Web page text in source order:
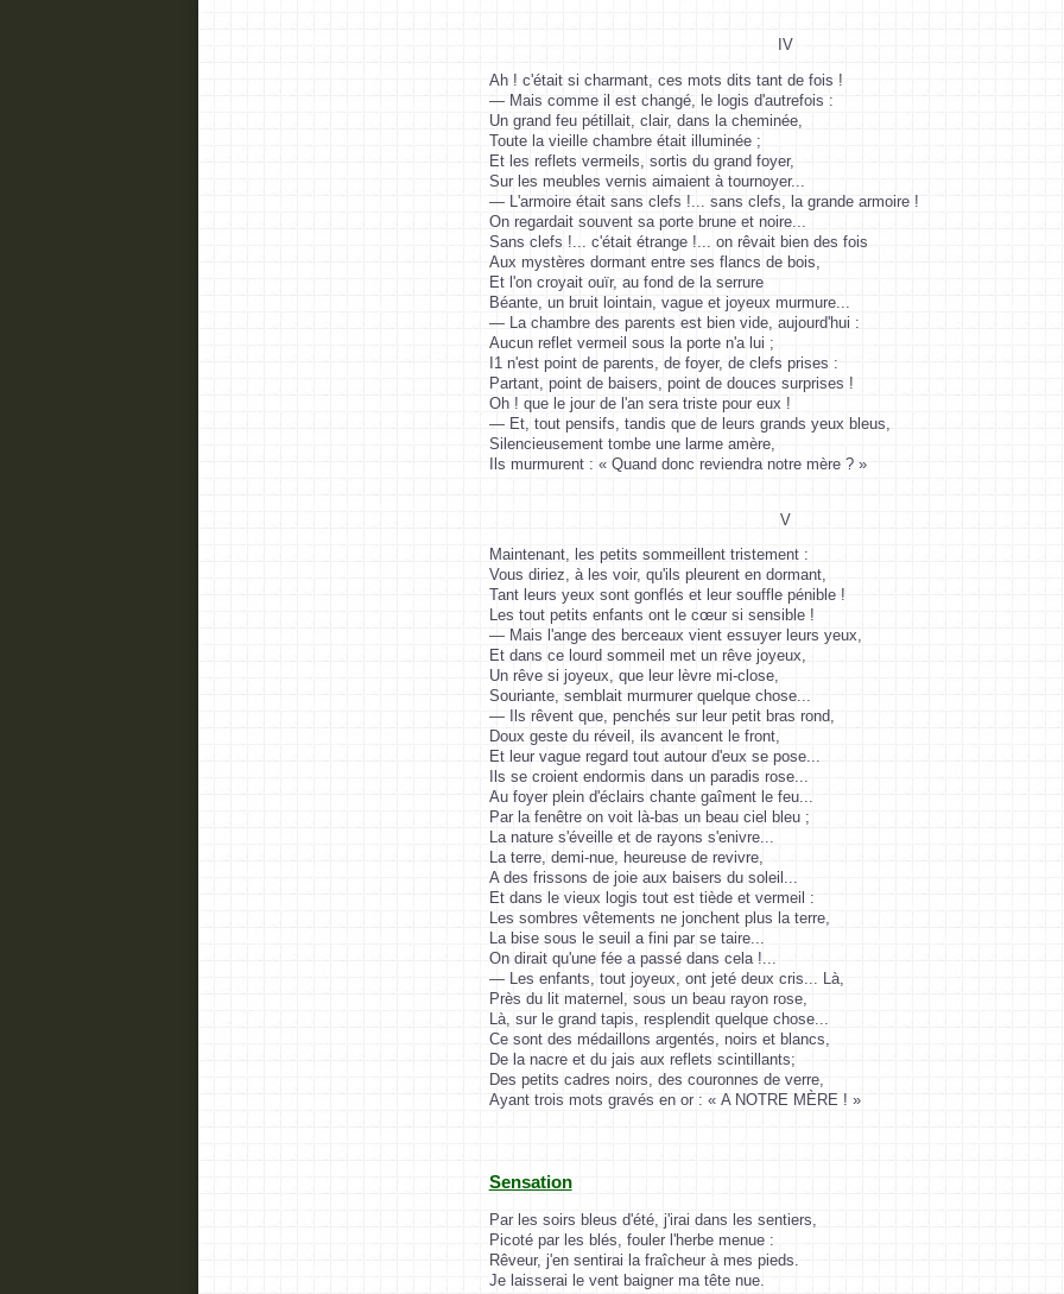
IV
Ah ! c'était si charmant, ces mots dits tant de fois !
— Mais comme il est changé, le logis d'autrefois :
Un grand feu pétillait, clair, dans la cheminée,
Toute la vieille chambre était illuminée ;
Et les reflets vermeils, sortis du grand foyer,
Sur les meubles vernis aimaient à tournoyer...
— L'armoire était sans clefs !... sans clefs, la grande armoire !
On regardait souvent sa porte brune et noire...
Sans clefs !... c'était étrange !... on rêvait bien des fois
Aux mystères dormant entre ses flancs de bois,
Et l'on croyait ouïr, au fond de la serrure
Béante, un bruit lointain, vague et joyeux murmure...
— La chambre des parents est bien vide, aujourd'hui :
Aucun reflet vermeil sous la porte n'a lui ;
I1 n'est point de parents, de foyer, de clefs prises :
Partant, point de baisers, point de douces surprises !
Oh ! que le jour de l'an sera triste pour eux !
— Et, tout pensifs, tandis que de leurs grands yeux bleus,
Silencieusement tombe une larme amère,
Ils murmurent : « Quand donc reviendra notre mère ? »
V
Maintenant, les petits sommeillent tristement :
Vous diriez, à les voir, qu'ils pleurent en dormant,
Tant leurs yeux sont gonflés et leur souffle pénible !
Les tout petits enfants ont le cœur si sensible !
— Mais l'ange des berceaux vient essuyer leurs yeux,
Et dans ce lourd sommeil met un rêve joyeux,
Un rêve si joyeux, que leur lèvre mi-close,
Souriante, semblait murmurer quelque chose...
— Ils rêvent que, penchés sur leur petit bras rond,
Doux geste du réveil, ils avancent le front,
Et leur vague regard tout autour d'eux se pose...
Ils se croient endormis dans un paradis rose...
Au foyer plein d'éclairs chante gaîment le feu...
Par la fenêtre on voit là-bas un beau ciel bleu ;
La nature s'éveille et de rayons s'enivre...
La terre, demi-nue, heureuse de revivre,
A des frissons de joie aux baisers du soleil...
Et dans le vieux logis tout est tiède et vermeil :
Les sombres vêtements ne jonchent plus la terre,
La bise sous le seuil a fini par se taire...
On dirait qu'une fée a passé dans cela !...
— Les enfants, tout joyeux, ont jeté deux cris... Là,
Près du lit maternel, sous un beau rayon rose,
Là, sur le grand tapis, resplendit quelque chose...
Ce sont des médaillons argentés, noirs et blancs,
De la nacre et du jais aux reflets scintillants;
Des petits cadres noirs, des couronnes de verre,
Ayant trois mots gravés en or : « A NOTRE MÈRE ! »
Sensation
Par les soirs bleus d'été, j'irai dans les sentiers,
Picoté par les blés, fouler l'herbe menue :
Rêveur, j'en sentirai la fraîcheur à mes pieds.
Je laisserai le vent baigner ma tête nue.